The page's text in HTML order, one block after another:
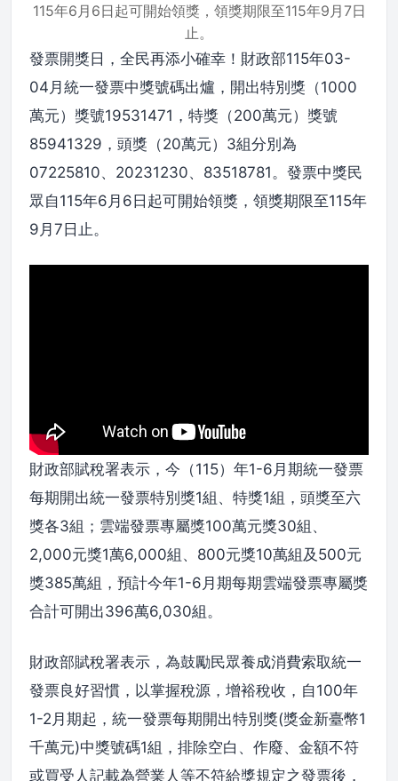
115年6月6日起可開始領獎，領獎期限至115年9月7日
止。
發票開獎日，全民再添小確幸！財政部115年03-
04月統一發票中獎號碼出爐，開出特別獎（1000
萬元）獎號19531471，特獎（200萬元）獎號
85941329，頭獎（20萬元）3組分別為
07225810、20231230、83518781。發票中獎民
眾自115年6月6日起可開始領獎，領獎期限至115年
9月7日止。
財政部賦稅署表示，今（115）年1-6月期統一發票
每期開出統一發票特別獎1組、特獎1組，頭獎至六
獎各3組；雲端發票專屬獎100萬元獎30組、
2,000元獎1萬6,000組、800元獎10萬組及500元
獎385萬組，預計今年1-6月期每期雲端發票專屬獎
合計可開出396萬6,030組。
財政部賦稅署表示，為鼓勵民眾養成消費索取統一
發票良好習慣，以掌握稅源，增裕稅收，自100年
1-2月期起，統一發票每期開出特別獎(獎金新臺幣1
千萬元)中獎號碼1組，排除空白、作廢、金額不符
或買受人記載為營業人等不符給獎規定之發票後，